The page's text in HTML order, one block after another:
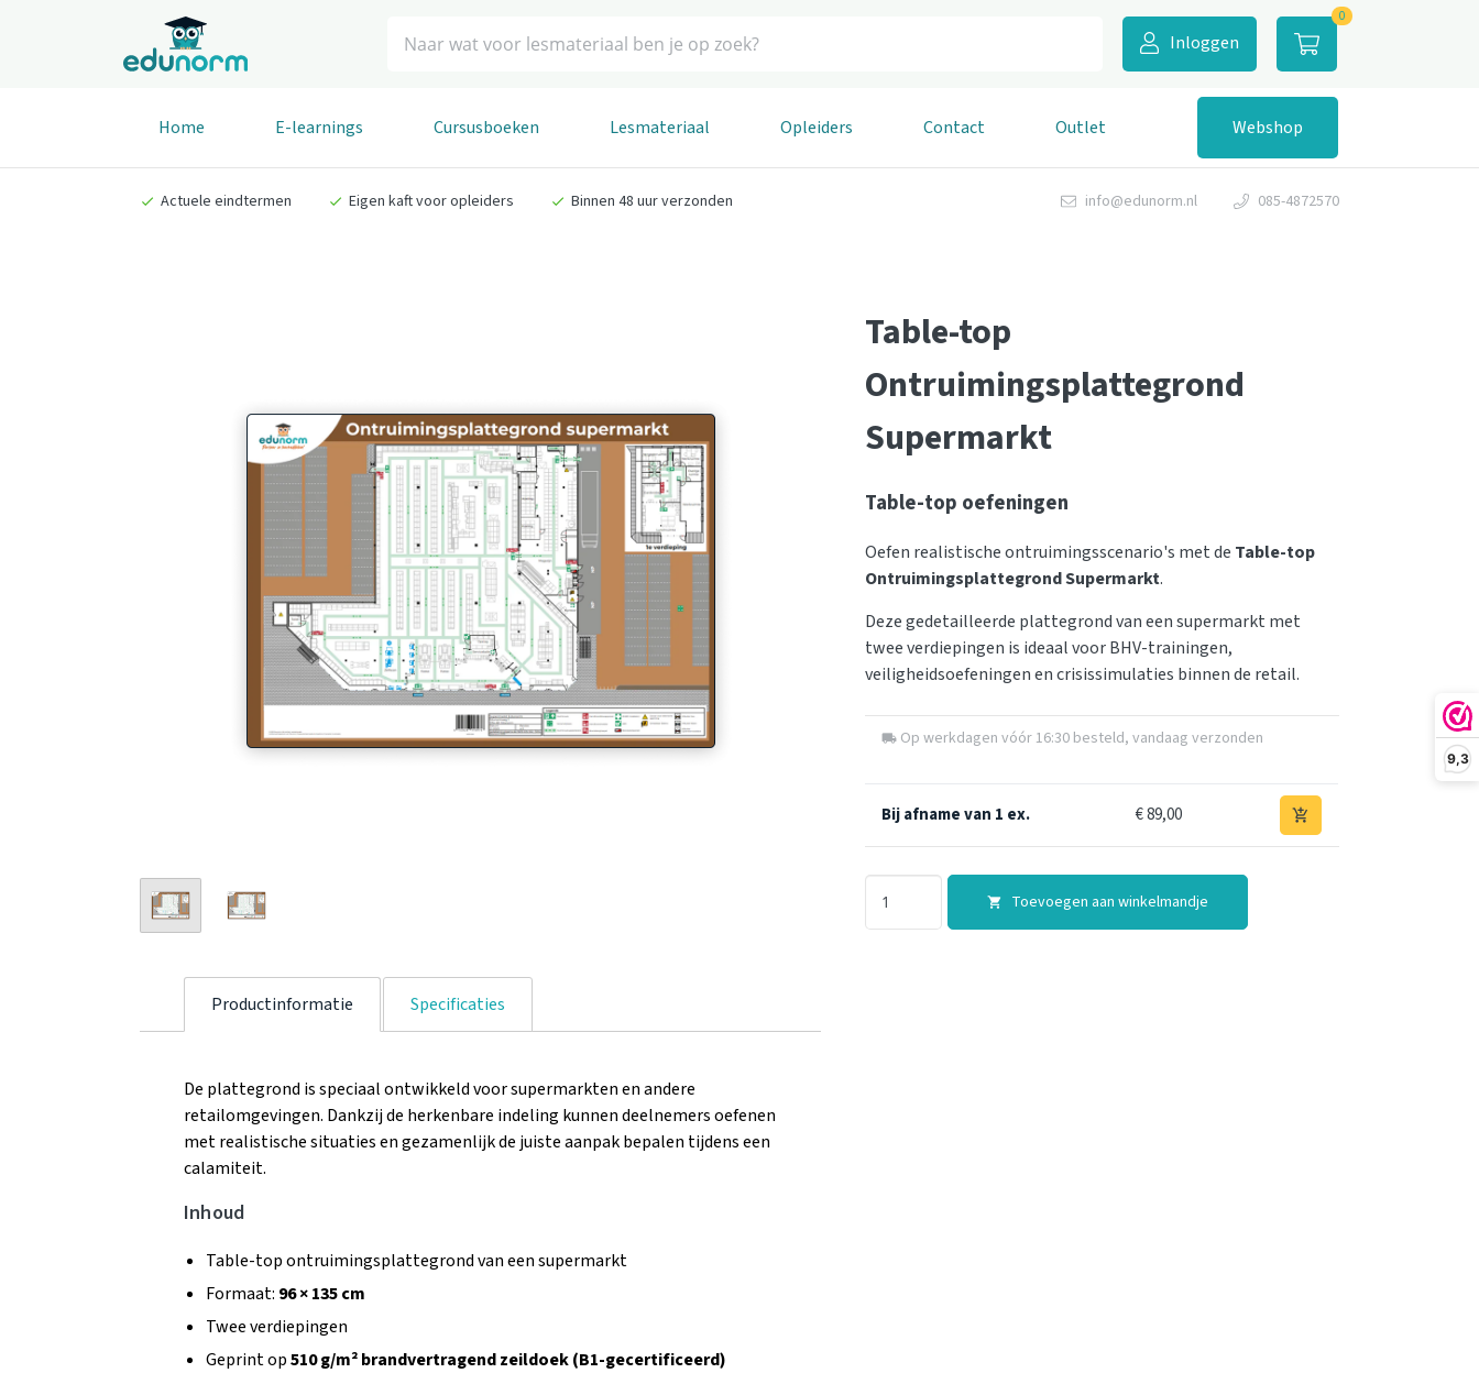
9,3
Inloggen
0
Home E-learnings Cursusboeken Lesmateriaal Opleiders Contact Outlet Webshop
Actuele eindtermen Eigen kaft voor opleiders Binnen 48 uur verzonden info@edunorm.nl 085-4872570
Productinformatie Specificaties
De plattegrond is speciaal ontwikkeld voor supermarkten en andere
retailomgevingen. Dankzij de herkenbare indeling kunnen deelnemers oefenen
met realistische situaties en gezamenlijk de juiste aanpak bepalen tijdens een
calamiteit.
Inhoud
Table-top ontruimingsplattegrond van een supermarkt
Formaat: 96 × 135 cm
Twee verdiepingen
Geprint op510 g/m² brandvertragend zeildoek (B1-gecertificeerd)
Table-top
Ontruimingsplattegrond
Supermarkt
Table-top oefeningen
Oefen realistische ontruimingsscenario's met de Table-top
Ontruimingsplattegrond Supermarkt.
Deze gedetailleerde plattegrond van een supermarkt met
twee verdiepingen is ideaal voor BHV-trainingen,
veiligheidsoefeningen en crisissimulaties binnen de retail.
local_shipping Op werkdagen vóór 16:30 besteld, vandaag verzonden
Bij afname van 1 ex. € 89,00 add_shopping_cart
shopping_cart Toevoegen aan winkelmandje